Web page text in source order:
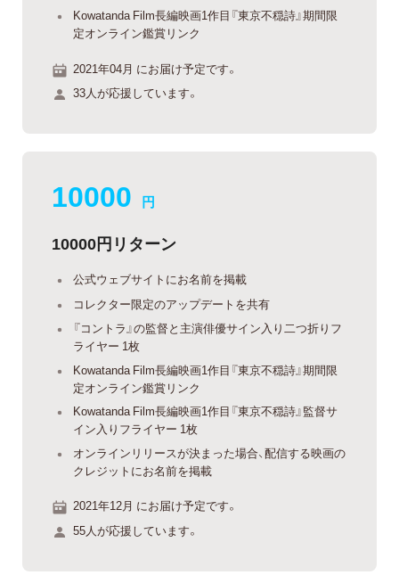
Kowatanda Film長編映画1作目『東京不穏詩』期間限
定オンライン鑑賞リンク
2021年04月 にお届け予定です。
33人が応援しています。
10000 円
10000円リターン
公式ウェブサイトにお名前を掲載
コレクター限定のアップデートを共有
『コントラ』の監督と主演俳優サイン入り二つ折りフ
ライヤー 1枚
Kowatanda Film長編映画1作目『東京不穏詩』期間限
定オンライン鑑賞リンク
Kowatanda Film長編映画1作目『東京不穏詩』監督サ
イン入りフライヤー 1枚
オンラインリリースが決まった場合、配信する映画の
クレジットにお名前を掲載
2021年12月 にお届け予定です。
55人が応援しています。